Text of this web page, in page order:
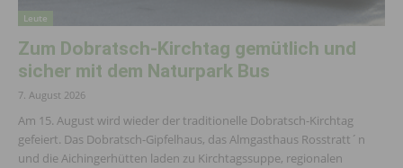
Leute
Zum Dobratsch-Kirchtag gemütlich und
sicher mit dem Naturpark Bus
7. August 2026
Am 15. August wird wieder der traditionelle Dobratsch-Kirchtag
gefeiert. Das Dobratsch-Gipfelhaus, das Almgasthaus Rosstratt´n
und die Aichingerhütten laden zu Kirchtagssuppe, regionalen